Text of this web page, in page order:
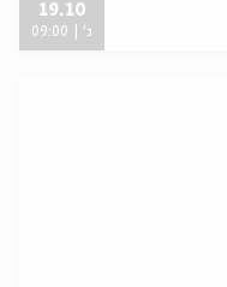
19.10
ג' | 09:00